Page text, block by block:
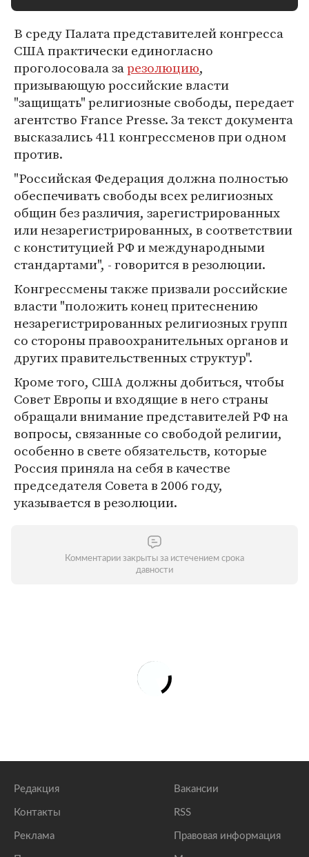
В среду Палата представителей конгресса
США практически единогласно
проголосовала зарезолюцию,
призывающую российские власти
"защищать" религиозные свободы, передает
агентство France Presse. За текст документа
высказались 411 конгрессменов при одном
против.
"Российская Федерация должна полностью
обеспечивать свободы всех религиозных
общин без различия, зарегистрированных
или незарегистрированных, в соответствии
с конституцией РФ и международными
стандартами", - говорится в резолюции.
Конгрессмены также призвали российские
власти "положить конец притеснению
незарегистрированных религиозных групп
со стороны правоохранительных органов и
других правительственных структур".
Кроме того, США должны добиться, чтобы
Совет Европы и входящие в него страны
обращали внимание представителей РФ на
вопросы, связанные со свободой религии,
особенно в свете обязательств, которые
Россия приняла на себя в качестве
председателя Совета в 2006 году,
указывается в резолюции.
Комментарии закрыты за истечением срока
давности
Редакция
Контакты
Реклама
Вакансии
RSS
Правовая информация